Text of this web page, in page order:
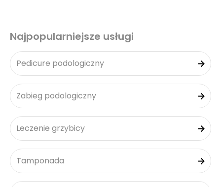
Najpopularniejsze usługi
Pedicure podologiczny
Zabieg podologiczny
Leczenie grzybicy
Tamponada